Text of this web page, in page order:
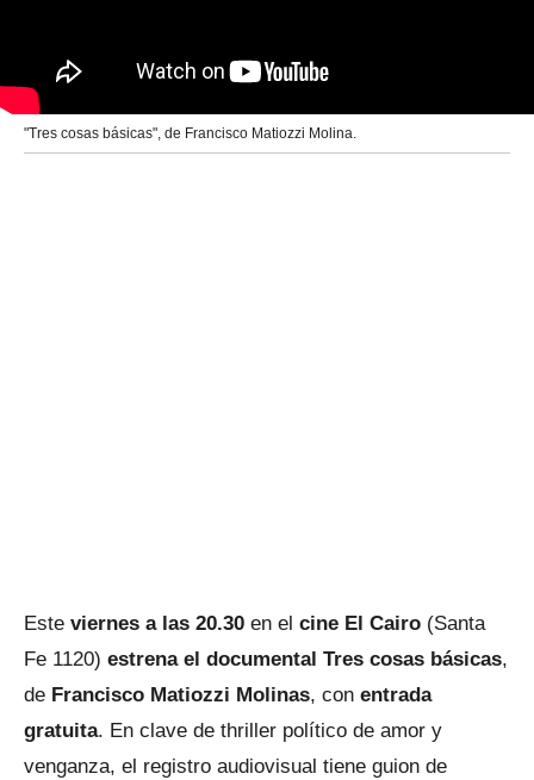
"Tres cosas básicas", de Francisco Matiozzi Molina.
Este viernes a las 20.30 en el cine El Cairo (Santa
Fe 1120) estrena el documental Tres cosas básicas,
de Francisco Matiozzi Molinas, con entrada
gratuita. En clave de thriller político de amor y
venganza, el registro audiovisual tiene guion de